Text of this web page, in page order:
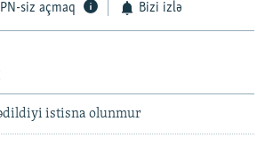
siz açmaq Bizi izlə
istisna olunmur